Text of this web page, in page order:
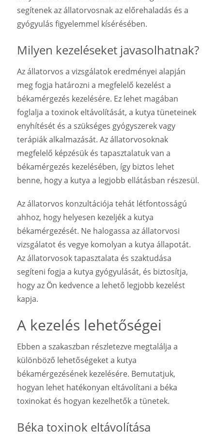
segítenek az állatorvosnak az előrehaladás és a
gyógyulás figyelemmel kísérésében.
Milyen kezeléseket javasolhatnak?
Az állatorvos a vizsgálatok eredményei alapján
meg fogja határozni a megfelelő kezelést a
békamérgezés kezelésére. Ez lehet magában
foglalja a toxinok eltávolítását, a kutya tüneteinek
enyhítését és a szükséges gyógyszerek vagy
terápiák alkalmazását. Az állatorvosoknak
megfelelő képzésük és tapasztalatuk van a
békamérgezés kezelésében, így biztos lehet
benne, hogy a kutya a legjobb ellátásban részesül.
Az állatorvos konzultációja tehát létfontosságú
ahhoz, hogy helyesen kezeljék a kutya
békamérgezését. Ne halogassa az állatorvosi
vizsgálatot és vegye komolyan a kutya állapotát.
Az állatorvosok tapasztalata és szaktudása
segíteni fogja a kutya gyógyulását, és biztosítja,
hogy az Ön kedvence a lehető legjobb kezelést
kapja.
A kezelés lehetőségei
Ebben a szakaszban részletezve megtalálja a
különböző lehetőségeket a kutya
békamérgezésének kezelésére. Bemutatjuk,
hogyan lehet hatékonyan eltávolítani a béka
toxinokat és hogyan kezelhetők a tünetek.
Béka toxinok eltávolítása